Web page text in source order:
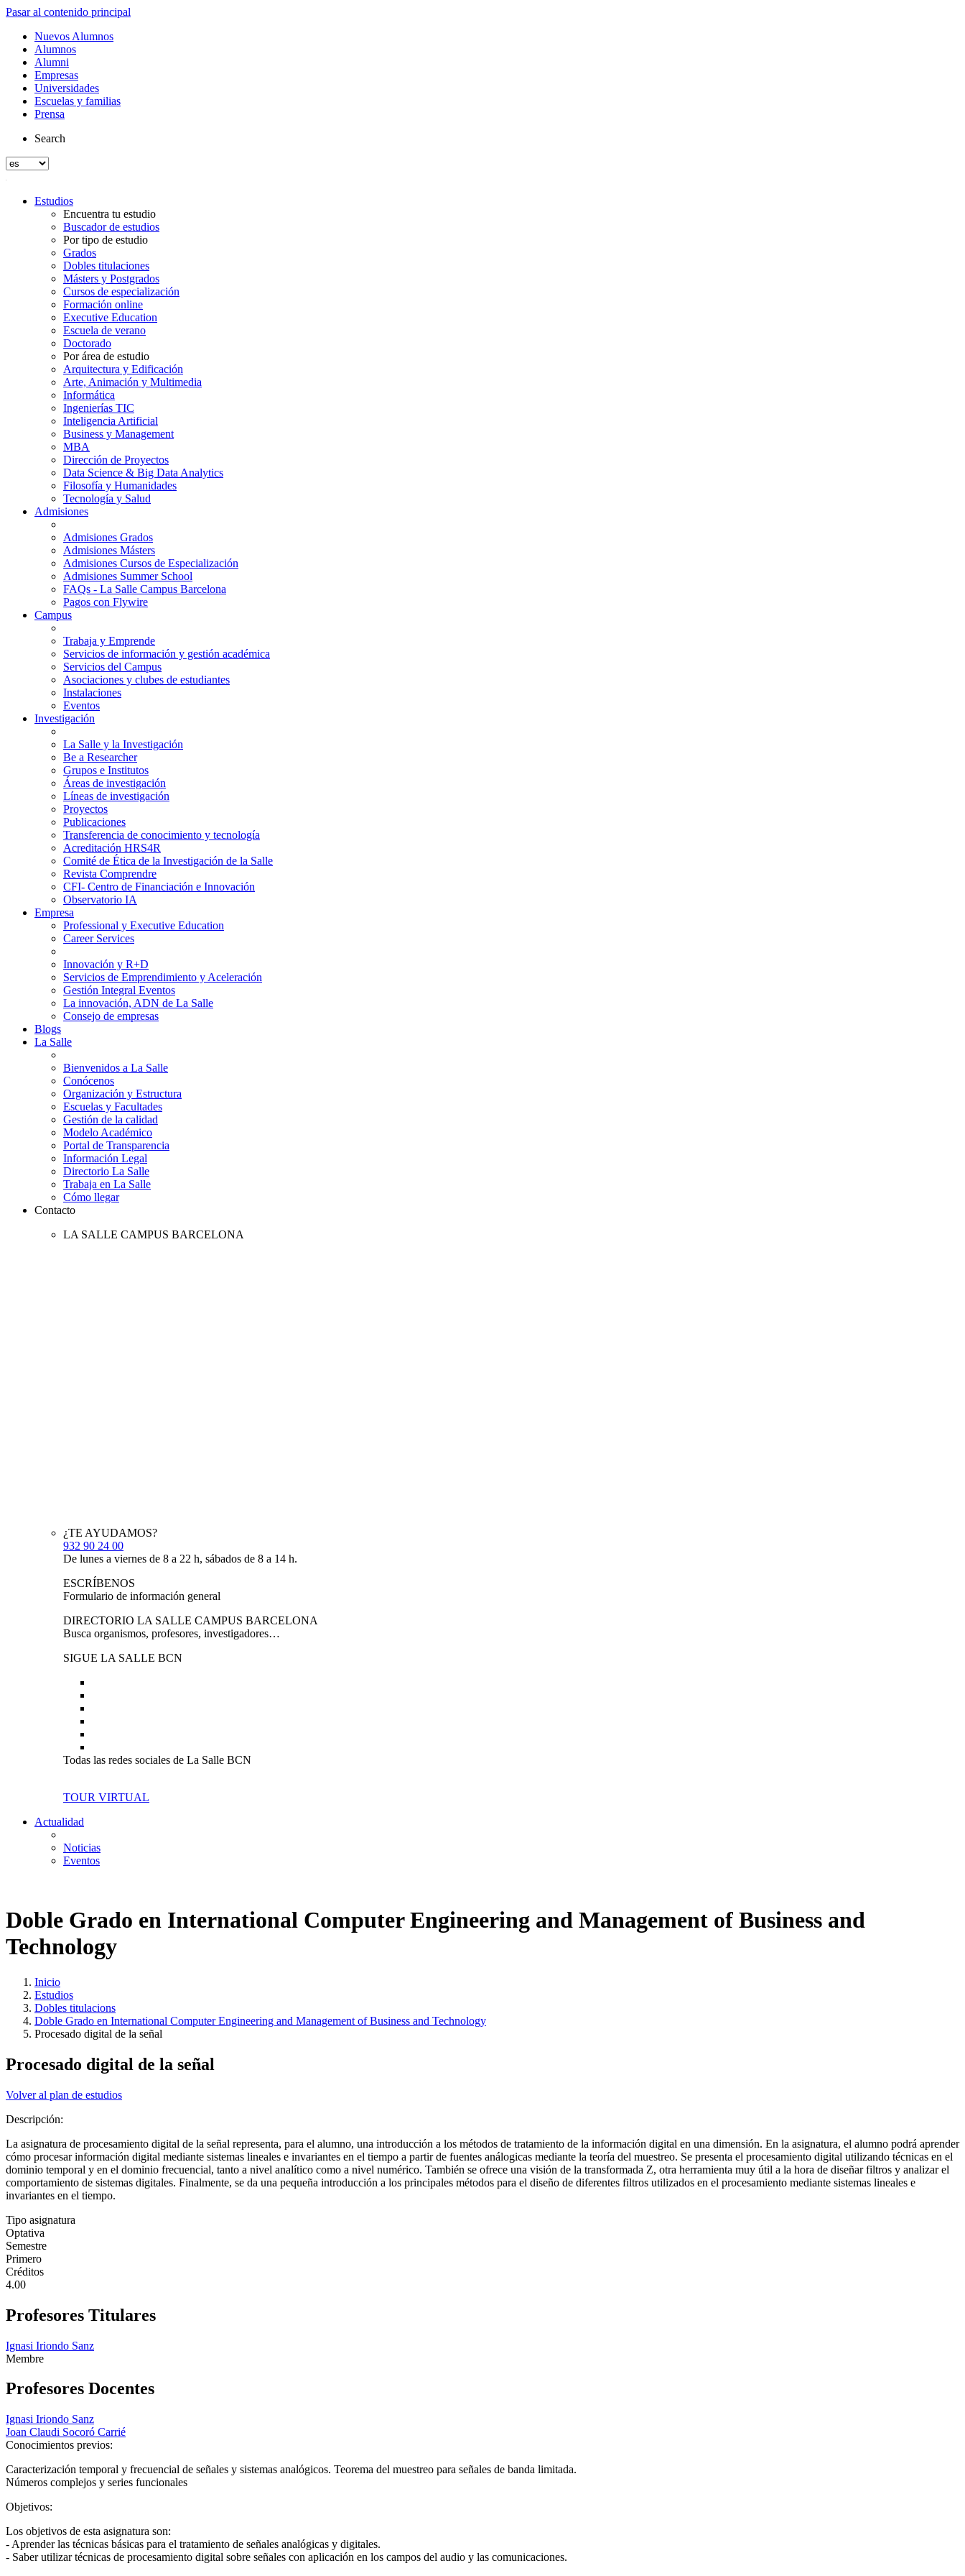
Pasar al contenido principal
Nuevos Alumnos
Alumnos
Alumni
Empresas
Universidades
Escuelas y familias
Prensa
Search
Estudios
Encuentra tu estudio
Buscador de estudios
Por tipo de estudio
Grados
Dobles titulaciones
Másters y Postgrados
Cursos de especialización
Formación online
Executive Education
Escuela de verano
Doctorado
Por área de estudio
Arquitectura y Edificación
Arte, Animación y Multimedia
Informática
Ingenierías TIC
Inteligencia Artificial
Business y Management
MBA
Dirección de Proyectos
Data Science & Big Data Analytics
Filosofía y Humanidades
Tecnología y Salud
Admisiones
Admisiones Grados
Admisiones Másters
Admisiones Cursos de Especialización
Admisiones Summer School
FAQs - La Salle Campus Barcelona
Pagos con Flywire
Campus
Trabaja y Emprende
Servicios de información y gestión académica
Servicios del Campus
Asociaciones y clubes de estudiantes
Instalaciones
Eventos
Investigación
La Salle y la Investigación
Be a Researcher
Grupos e Institutos
Áreas de investigación
Líneas de investigación
Proyectos
Publicaciones
Transferencia de conocimiento y tecnología
Acreditación HRS4R
Comité de Ética de la Investigación de la Salle
Revista Comprendre
CFI- Centro de Financiación e Innovación
Observatorio IA
Empresa
Professional y Executive Education
Career Services
Innovación y R+D
Servicios de Emprendimiento y Aceleración
Gestión Integral Eventos
La innovación, ADN de La Salle
Consejo de empresas
Blogs
La Salle
Bienvenidos a La Salle
Conócenos
Organización y Estructura
Escuelas y Facultades
Gestión de la calidad
Modelo Académico
Portal de Transparencia
Información Legal
Directorio La Salle
Trabaja en La Salle
Cómo llegar
Contacto
LA SALLE CAMPUS BARCELONA
¿TE AYUDAMOS?
932 90 24 00
De lunes a viernes de 8 a 22 h, sábados de 8 a 14 h.
ESCRÍBENOS
Formulario de información general
DIRECTORIO LA SALLE CAMPUS BARCELONA
Busca organismos, profesores, investigadores…
SIGUE LA SALLE BCN
Todas las redes sociales de La Salle BCN
TOUR VIRTUAL
Actualidad
Noticias
Eventos
Doble Grado en International Computer Engineering and Management of Business and
Technology
Inicio
Estudios
Dobles titulacions
Doble Grado en International Computer Engineering and Management of Business and Technology
Procesado digital de la señal
Procesado digital de la señal
Volver al plan de estudios
Descripción:
La asignatura de procesamiento digital de la señal representa, para el alumno, una introducción a los métodos de tratamiento de la información digital en una dimensión. En la asignatura, el alumno podrá aprender
cómo procesar información digital mediante sistemas lineales e invariantes en el tiempo a partir de fuentes análogicas mediante la teoría del muestreo. Se presenta el procesamiento digital utilizando técnicas en el
dominio temporal y en el dominio frecuencial, tanto a nivel analítico como a nivel numérico. También se ofrece una visión de la transformada Z, otra herramienta muy útil a la hora de diseñar filtros y analizar el
comportamiento de sistemas digitales. Finalmente, se da una pequeña introducción a los principales métodos para el diseño de diferentes filtros utilizados en el procesamiento mediante sistemas lineales e
invariantes en el tiempo.
Tipo asignatura
Optativa
Semestre
Primero
Créditos
4.00
Profesores Titulares
Ignasi Iriondo Sanz
Membre
Profesores Docentes
Ignasi Iriondo Sanz
Joan Claudi Socoró Carrié
Conocimientos previos:
Caracterización temporal y frecuencial de señales y sistemas analógicos. Teorema del muestreo para señales de banda limitada.
Números complejos y series funcionales
Objetivos:
Los objetivos de esta asignatura son:
- Aprender las técnicas básicas para el tratamiento de señales analógicas y digitales.
- Saber utilizar técnicas de procesamiento digital sobre señales con aplicación en los campos del audio y las comunicaciones.